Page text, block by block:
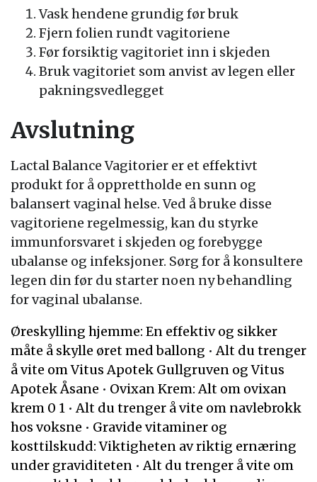
Vask hendene grundig før bruk
Fjern folien rundt vagitoriene
Før forsiktig vagitoriet inn i skjeden
Bruk vagitoriet som anvist av legen eller
pakningsvedlegget
Avslutning
Lactal Balance Vagitorier er et effektivt
produkt for å opprettholde en sunn og
balansert vaginal helse. Ved å bruke disse
vagitoriene regelmessig, kan du styrke
immunforsvaret i skjeden og forebygge
ubalanse og infeksjoner. Sørg for å konsultere
legen din før du starter noen ny behandling
for vaginal ubalanse.
Øreskylling hjemme: En effektiv og sikker
måte å skylle øret med ballong •Alt du trenger
å vite om Vitus Apotek Gullgruven og Vitus
Apotek Åsane • Ovixan Krem: Alt om ovixan
krem 0 1 •Alt du trenger å vite om navlebrokk
hos voksne • Gravide vitaminer og
kosttilskudd: Viktigheten av riktig ernæring
under graviditeten •Alt du trenger å vite om